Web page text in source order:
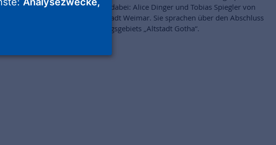
Weimar. Mit dabei: Alice Dinger und Tobias Spiegler von
der ProjektStadt Weimar. Sie sprachen über den Abschluss
des Sanierungsgebiets „Altstadt Gotha“.